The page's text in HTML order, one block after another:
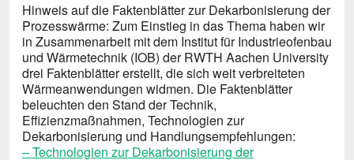
Hinweis auf die Faktenblätter zur Dekarbonisierung der
Prozesswärme: Zum Einstieg in das Thema haben wir
in Zusammenarbeit mit dem Institut für Industrieofenbau
und Wärmetechnik (IOB) der RWTH Aachen University
drei Faktenblätter erstellt, die sich weit verbreiteten
Wärmeanwendungen widmen. Die Faktenblätter
beleuchten den Stand der Technik,
Effizienzmaßnahmen, Technologien zur
Dekarbonisierung und Handlungsempfehlungen:
– Technologien zur Dekarbonisierung der